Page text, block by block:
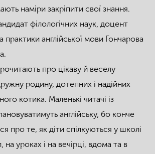
наміри закріпити свої знання.
філологічних наук, доцент
практики англійської мови Гончарова
про цікаву й веселу
родину, дотепних і надійних
котика. Маленькі читачі із
англійську, бо конче
про те, як діти спілкуються у школі
на уроках і на вечірці, вдома та в